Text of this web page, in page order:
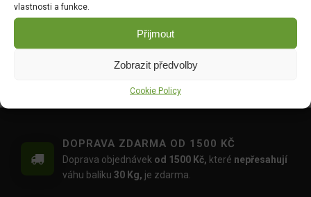
vlastnosti a funkce.
Přijmout
Zobrazit předvolby
Cookie Policy
Hrách zahradní - Antony
raný velkozrnný bezlistý
DO KOŠÍKU
46.00Kč
DOPRAVA ZDARMA OD 1500 KČ
Doprava objednávek od 1500 Kč, které nepřesahují
váhu balíku 30 Kg, je zdarma.